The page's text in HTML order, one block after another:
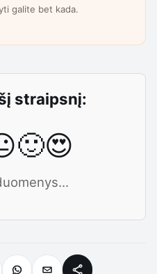
galite bet kada.
straipsnį:
🙂😍